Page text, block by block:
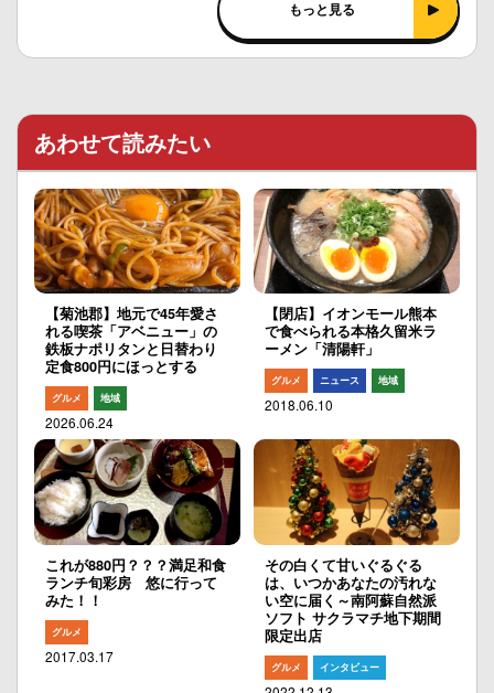
もっと見る
あわせて読みたい
【菊池郡】地元で45年愛さ
れる喫茶「アベニュー」の
鉄板ナポリタンと日替わり
定食800円にほっとする
グルメ 地域
2026.06.24
【閉店】イオンモール熊本
で食べられる本格久留米ラ
ーメン「清陽軒」
グルメ ニュース 地域
2018.06.10
これが880円？？？満足和食
ランチ旬彩房 悠に行って
みた！！
グルメ
2017.03.17
その白くて甘いぐるぐる
は、いつかあなたの汚れな
い空に届く～南阿蘇自然派
ソフト サクラマチ地下期間
限定出店
グルメ インタビュー